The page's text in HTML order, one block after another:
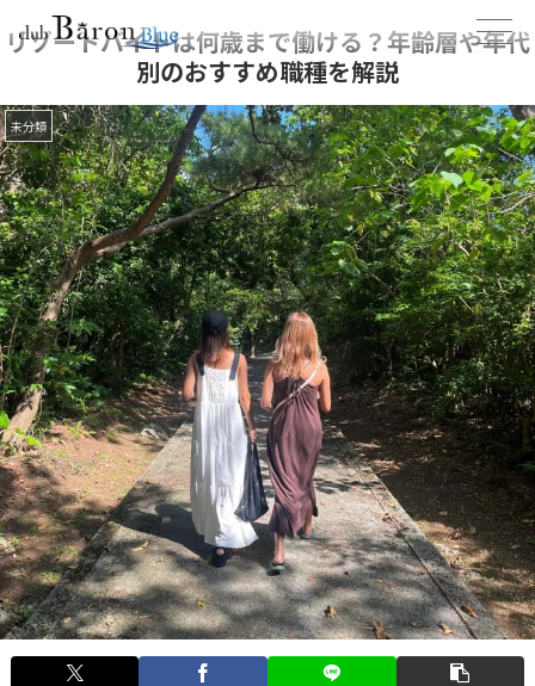
リゾートバイトは何歳まで働ける？年齢層や年代
別のおすすめ職種を解説
未分類